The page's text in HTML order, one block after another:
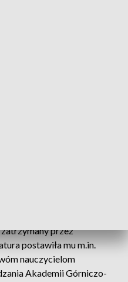
przez
postawiła mu m.in.
nauczycielom
Akademii Górniczo-